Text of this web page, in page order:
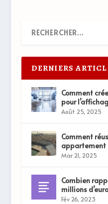
DERNIERS
Comment
pour
Août 25, 2025
Comment
appartement
Mar 21, 2025
Combien
millions
Fév 26, 2023